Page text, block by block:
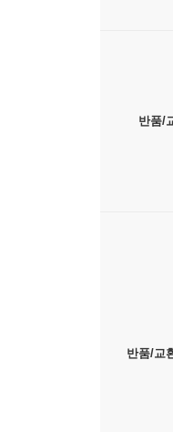
반품/
반품/교